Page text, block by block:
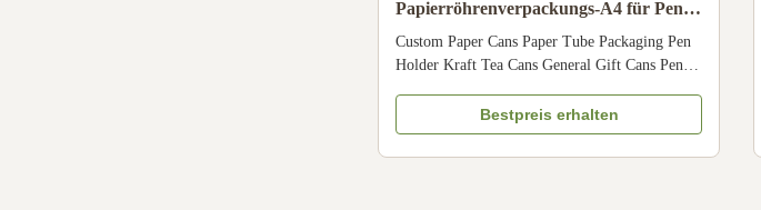
Papierröhrenverpackungs-A4 für Pen
Presentation
Custom Paper Cans Paper Tube Packaging Pen
Holder Kraft Tea Cans General Gift Cans Pen
color, customized Material Art paper/ special
paper/fancy paper, kraft paper, cardboard Logo
Full color, golden hot stamping, silver hot-
Bestpreis erhalten